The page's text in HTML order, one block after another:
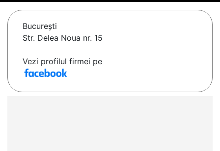
Bucureşti
Str. Delea Noua nr. 15
Vezi profilul firmei pe